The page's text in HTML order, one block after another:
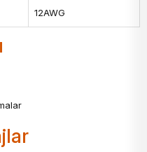
12AWG